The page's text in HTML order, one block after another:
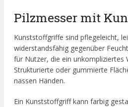
Pilzmesser mit
Kunststoffgriffe sind pflegeleicht,
widerstandsfähig gegenüber
für Nutzer, die ein unkompliziertes
Strukturierte oder gummierte
nassen Händen.
Ein Kunststoffgriff kann farbig